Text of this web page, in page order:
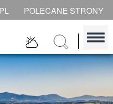
PL POLECANE STRONY
Prognoza
pogody
szukaj